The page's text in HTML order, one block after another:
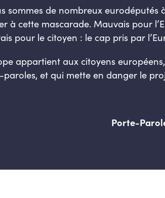
sommes de nombreux eurodéputés
à cette mascarade. Mauvais pour
pour le citoyen : le cap pris par
appartient aux citoyens
et qui mette en danger le
Porte-